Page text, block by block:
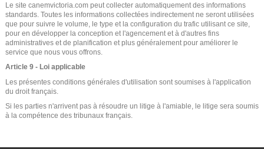
Le site canemvictoria.com peut collecter automatiquement des informations
standards. Toutes les informations collectées indirectement ne seront utilisées
que pour suivre le volume, le type et la configuration du trafic utilisant ce site,
pour en développer la conception et l'agencement et à d'autres fins
administratives et de planification et plus généralement pour améliorer le
service que nous vous offrons.
Article 9 - Loi applicable
Les présentes conditions générales d'utilisation sont soumises à l'application
du droit français.
Si les parties n'arrivent pas à résoudre un litige à l'amiable, le litige sera soumis
à la compétence des tribunaux français.